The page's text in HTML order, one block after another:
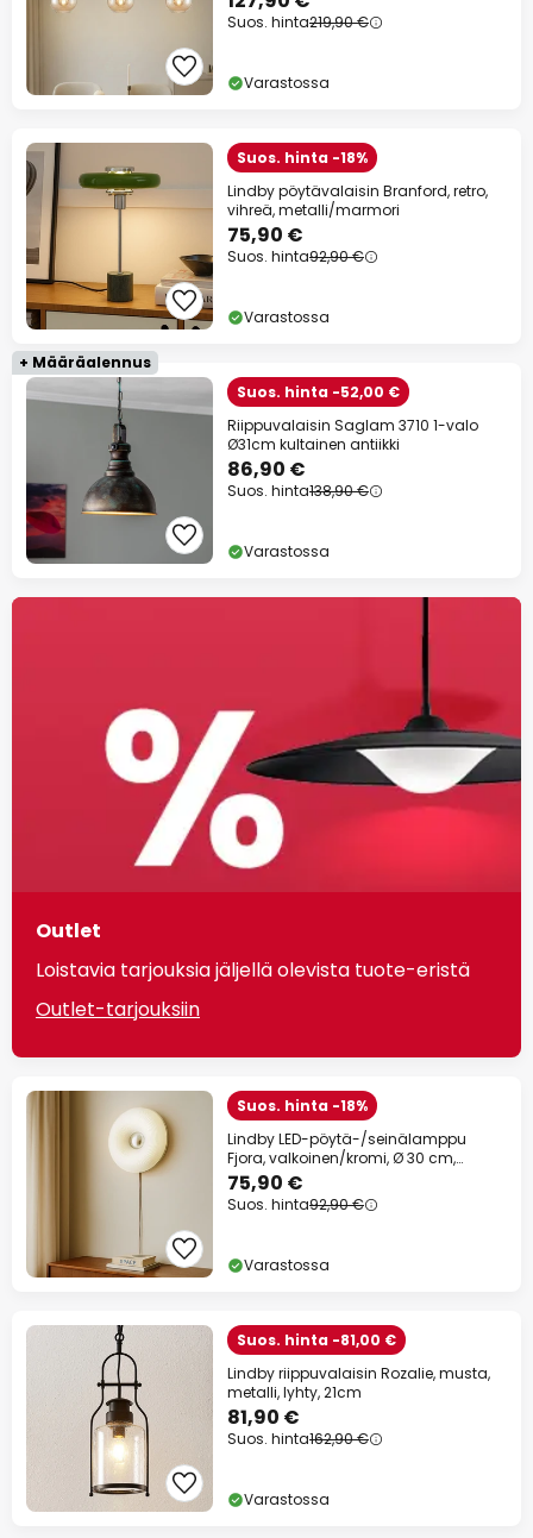
Suos. hinta219,90 €
Varastossa
Suos. hinta -18%
Lindby pöytävalaisin Branford, retro,
vihreä, metalli/marmori
75,90 €
Suos. hinta92,90 €
Varastossa
+ Määräalennus
Suos. hinta -52,00 €
Riippuvalaisin Saglam 3710 1-valo
Ø31cm kultainen antiikki
86,90 €
Suos. hinta138,90 €
Varastossa
Outlet
Loistavia tarjouksia jäljellä olevista tuote-eristä
Outlet-tarjouksiin
Suos. hinta -18%
Lindby LED-pöytä-/seinälamppu
Fjora, valkoinen/kromi, Ø 30 cm,
himmennettävä.
75,90 €
Suos. hinta92,90 €
Varastossa
Suos. hinta -81,00 €
Lindby riippuvalaisin Rozalie, musta,
metalli, lyhty, 21cm
81,90 €
Suos. hinta162,90 €
Varastossa